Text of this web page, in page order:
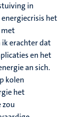
in
het
met
erachter dat
en het
an sich.
kolen
het
zou